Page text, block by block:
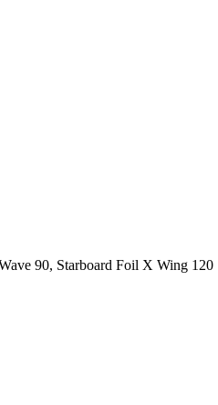
90, Starboard Foil X Wing 120